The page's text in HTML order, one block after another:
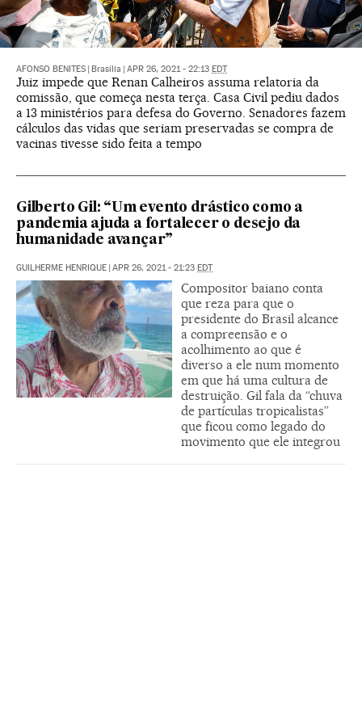
AFONSO BENITES Brasília APR 26, 2021 - 22:13 EDT
Juiz impede que Renan Calheiros assuma relatoria da
comissão, que começa nesta terça. Casa Civil pediu dados
a 13 ministérios para defesa do Governo. Senadores fazem
cálculos das vidas que seriam preservadas se compra de
vacinas tivesse sido feita a tempo
Gilberto Gil: “Um evento drástico como a
pandemia ajuda a fortalecer o desejo da
humanidade avançar”
GUILHERME HENRIQUE APR 26, 2021 - 21:23 EDT
Compositor baiano conta
que reza para que o
presidente do Brasil alcance
a compreensão e o
acolhimento ao que é
diverso a ele num momento
em que há uma cultura de
destruição. Gil fala da “chuva
de partículas tropicalistas”
que ficou como legado do
movimento que ele integrou